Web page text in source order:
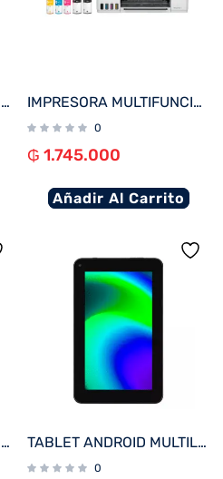
TABLET KID ANDROID MULTILASER NB623 QC/64GB/4G/9″/WIFI/AZUL PAW PATROL IMPRESORA MULTIFUNCIONAL HP SMART TANK 580 IMP/COP/SCA/USB/WIFI/BT/BIVOLT
0
₲ 1.745.000
Añadir Al Carrito
IMPRESORA HP LASERJET PRO 4003DW IMP/RED/USB/WIFI 220V TABLET ANDROID MULTILASER NB600 M7 QC/32GB/2G/7″/WIFI/NEGRO
0